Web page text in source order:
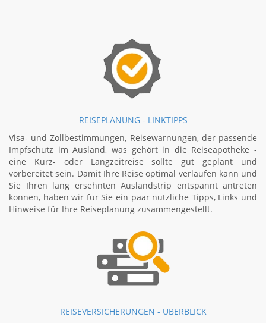
REISEPLANUNG - LINKTIPPS
Visa- und Zollbestimmungen, Reisewarnungen, der passende
Impfschutz im Ausland, was gehört in die Reiseapotheke -
eine Kurz- oder Langzeitreise sollte gut geplant und
vorbereitet sein. Damit Ihre Reise optimal verlaufen kann und
Sie Ihren lang ersehnten Auslandstrip entspannt antreten
können, haben wir für Sie ein paar nützliche Tipps, Links und
Hinweise für Ihre Reiseplanung zusammengestellt.
REISEVERSICHERUNGEN - ÜBERBLICK